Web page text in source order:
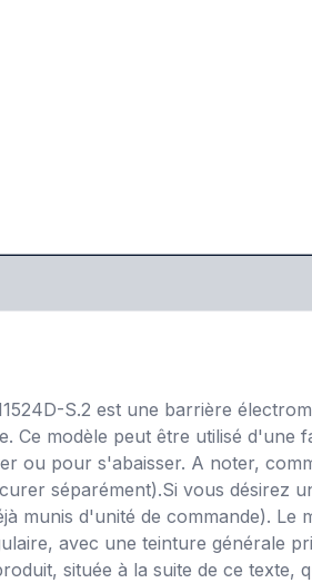
S.2 est une barrière
Ce modèle peut être utilisé
ou pour s'abaisser. A noter,
séparément).Si vous désirez
munis d'unité de commande).
avec une teinture générale
située à la suite de ce texte,